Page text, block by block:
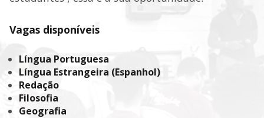
Vagas disponíveis
Língua Portuguesa
Língua Estrangeira (Espanhol)
Redação
Filosofia
Geografia